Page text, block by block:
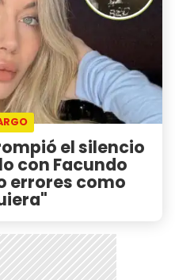
el silencio
con Facundo
errores como